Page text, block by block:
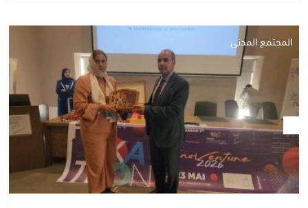
المجتمع المدني